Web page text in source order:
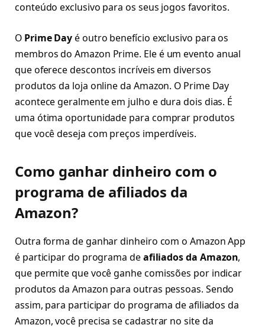
conteúdo exclusivo para os seus jogos favoritos.
O Prime Dayé outro benefício exclusivo para os
membros do Amazon Prime. Ele é um evento anual
que oferece descontos incríveis em diversos
produtos da loja online da Amazon. O Prime Day
acontece geralmente em julho e dura dois dias. É
uma ótima oportunidade para comprar produtos
que você deseja com preços imperdíveis.
Como ganhar dinheiro com o
programa de afiliados da
Amazon?
Outra forma de ganhar dinheiro com o Amazon App
é participar do programa deafiliados da Amazon,
que permite que você ganhe comissões por indicar
produtos da Amazon para outras pessoas. Sendo
assim, para participar do programa de afiliados da
Amazon, você precisa se cadastrar no site da